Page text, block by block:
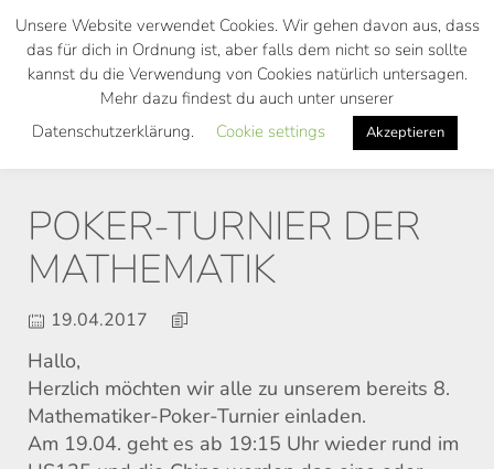
Skip
main
POKER-TURNIER DER
MATHEMATIK
19.04.2017
Hallo,
Herzlich möchten wir alle zu unserem bereits 8.
Mathematiker-Poker-Turnier einladen.
Am 19.04. geht es ab 19:15 Uhr wieder rund im
Unsere Website verwendet Cookies. Wir gehen davon aus, dass
das für dich in Ordnung ist, aber falls dem nicht so sein sollte
kannst du die Verwendung von Cookies natürlich untersagen.
Mehr dazu findest du auch unter unserer
Datenschutzerklärung.
Cookie settings Akzeptieren